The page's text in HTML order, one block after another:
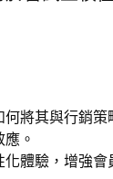
將其與行銷策
。
體驗，增強會